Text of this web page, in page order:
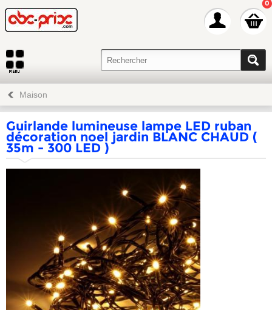
0
Maison
Guirlande lumineuse lampe LED ruban
décoration noel jardin BLANC CHAUD (
35m - 300 LED )